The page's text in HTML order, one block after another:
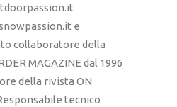
e
collaboratore della
MAGAZINE dal 1996
della rivista ON
tecnico